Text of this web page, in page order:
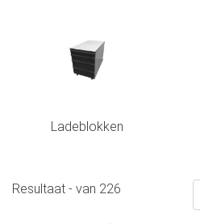
Ladeblokken
Resultaat - van 226